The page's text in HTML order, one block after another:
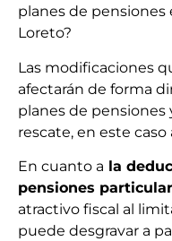
planes de pensiones
Loreto?
Las modificaciones
afectarán de forma
planes de pensiones
rescate, en este caso
En cuanto a la
pensiones
atractivo fiscal al
puede desgravar a